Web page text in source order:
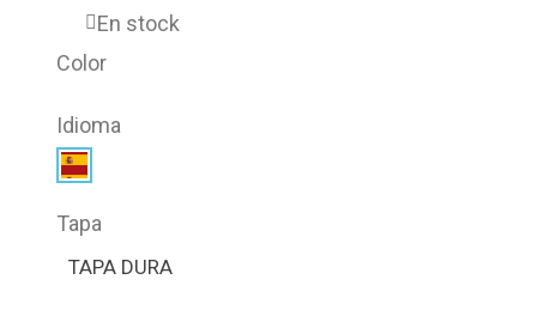
En stock
Color
Idioma
Tapa
TAPA DURA